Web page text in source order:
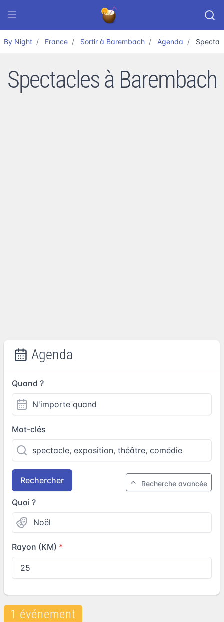
By Night France Sortir à Barembach Agenda
Spectacles à Barembach
Agenda
Quand ?
Mot-clés
Rechercher Recherche avancée
Quoi ?
Rayon (KM)
1 événement